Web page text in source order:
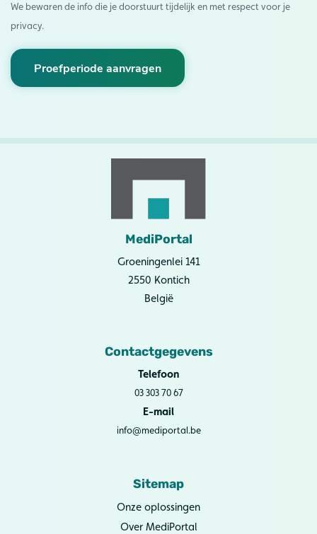
We bewaren de info die je doorstuurt tijdelijk en met respect voor je
privacy.
Proefperiode aanvragen
MediPortal
Groeningenlei 141
2550 Kontich
België
Contactgegevens
Telefoon
03 303 70 67
E-mail
info@mediportal.be
Sitemap
Onze oplossingen
Over MediPortal